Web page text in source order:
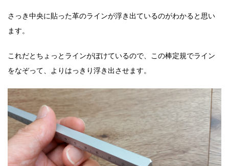
さっき中央に貼った革のラインが浮き出ているのがわかると思い
ます。
これだとちょっとラインがぼけているので、この棒定規でライン
をなぞって、よりはっきり浮き出させます。